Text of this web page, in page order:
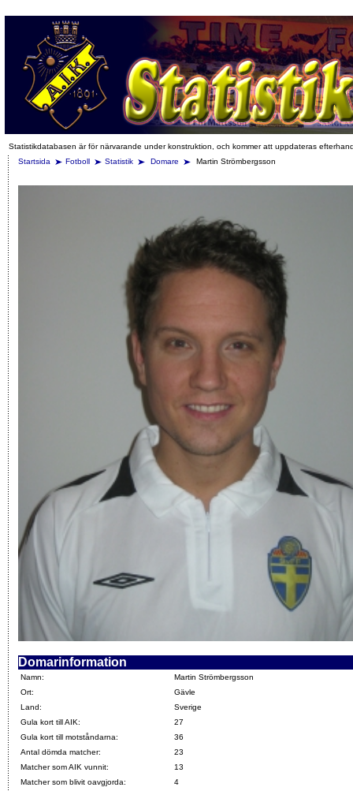
Statistikdatabasen är för närvarande under konstruktion, och kommer att uppdateras
Startsida
Fotboll Statistik Domare Martin Strömbergsson
Domarinformation
Namn:
Martin Strömbergsson
Ort:
Gävle
Land:
Sverige
Gula kort till AIK:
27
Gula kort till motståndarna:
36
Antal dömda matcher:
23
Matcher som AIK vunnit:
13
Matcher som blivit oavgjorda:
4